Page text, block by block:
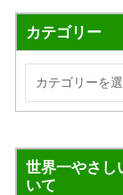
カテゴリー
世界一やさし
いて